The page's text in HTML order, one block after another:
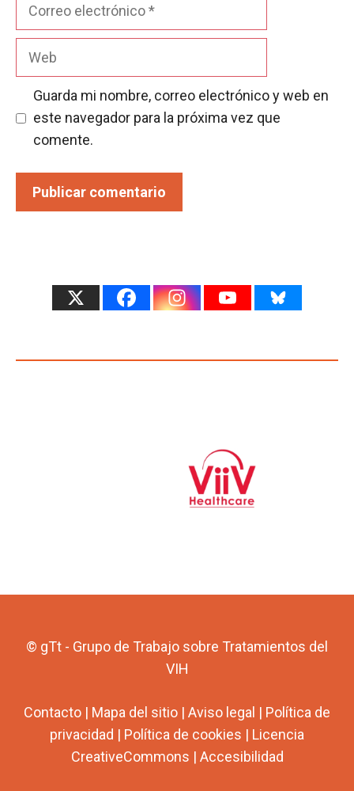
Guarda mi nombre, correo electrónico y web en
este navegador para la próxima vez que
comente.
© gTt - Grupo de Trabajo sobre Tratamientos del
VIH
Contacto | Mapa del sitio | Aviso legal | Política de
privacidad | Política de cookies | Licencia
CreativeCommons | Accesibilidad